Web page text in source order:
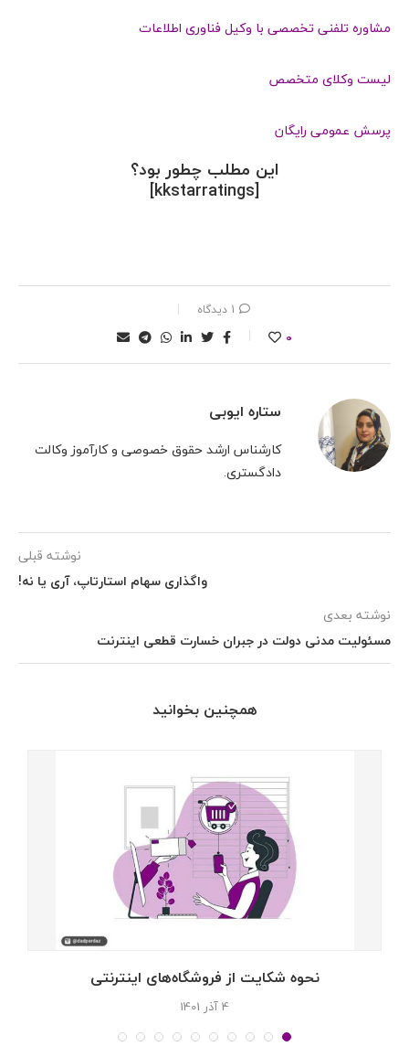
مشاوره تلفنی تخصصی با وکیل فناوری اطلاعات
لیست وکلای متخصص
پرسش عمومی رایگان
این مطلب چطور بود؟
[kkstarratings]
1 دیدگاه
0
ستاره ایوبی
کارشناس ارشد حقوق خصوصی و کارآموز وکالت
دادگستری.
نوشته قبلی
واگذاری سهام استارتاپ، آری یا نه!
نوشته بعدی
مسئولیت مدنی دولت در جبران خسارت قطعی اینترنت
همچنین بخوانید
نحوه شکایت از فروشگاه‌های اینترنتی
4 آذر 1401